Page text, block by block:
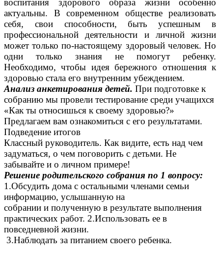
воспитания здорового образа жизни особенно
актуальны. В современном обществе реализовать
себя, свои способности, быть
успешным в
профессиональной деятельности и личной жизни
может только по-настоящему здоровый человек. Но
одни только знания не помогут ребенку.
Необходимо, чтобы идея бережного отношения к
здоровью стала его внутренним убеждением.
Анализ анкетирования детей. При подготовке к
собранию мы провели тестирование среди учащихся
«Как ты относишься к своему здоровью?»
Предлагаем вам ознакомиться с его результатами.
Подведение итогов
Классный руководитель. Как видите, есть над чем
задуматься, о чем поговорить с детьми. Не
забывайте и о личном примере!
Решение родительского собрания по 1 вопросу:
1.Обсудить дома с остальными членами семьи
информацию, услышанную на
собрании и полученную в результате выполнения
практических работ. 2.Использовать ее в
повседневной жизни.
3.Наблюдать за питанием своего ребенка.